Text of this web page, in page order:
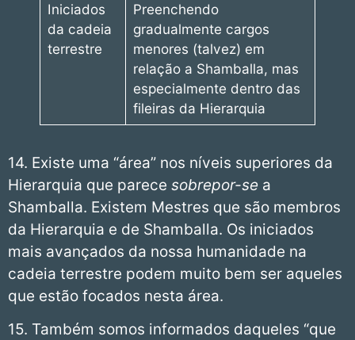
Iniciados
da cadeia
terrestre
Preenchendo
gradualmente cargos
menores (talvez) em
relação a Shamballa, mas
especialmente dentro das
fileiras da Hierarquia
14. Existe uma “área” nos níveis superiores da
Hierarquia que parece sobrepor-se a
Shamballa. Existem Mestres que são membros
da Hierarquia e de Shamballa. Os iniciados
mais avançados da nossa humanidade na
cadeia terrestre podem muito bem ser aqueles
que estão focados nesta área.
15. Também somos informados daqueles “que